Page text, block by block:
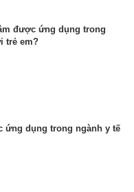
được ứng dụng trong
trẻ em?
ứng dụng trong ngành y tế